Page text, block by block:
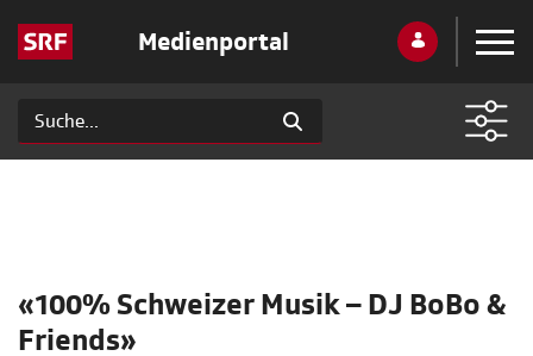
Medienportal
«100% Schweizer Musik – DJ BoBo &
Friends»